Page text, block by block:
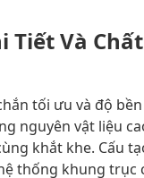
Tiết Và
tối ưu và độ
nguyên vật liệu
khắt khe. Cấu
thống khung trục